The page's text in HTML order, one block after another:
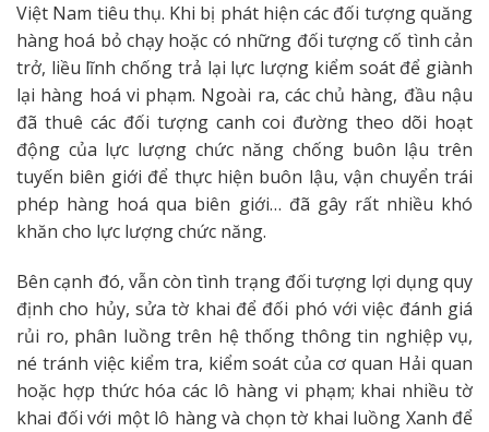
Việt Nam tiêu thụ. Khi bị phát hiện các đối tượng quăng
hàng hoá bỏ chạy hoặc có những đối tượng cố tình cản
trở, liều lĩnh chống trả lại lực lượng kiểm soát để giành
lại hàng hoá vi phạm. Ngoài ra, các chủ hàng, đầu nậu
đã thuê các đối tượng canh coi đường theo dõi hoạt
động của lực lượng chức năng chống buôn lậu trên
tuyến biên giới để thực hiện buôn lậu, vận chuyển trái
phép hàng hoá qua biên giới… đã gây rất nhiều khó
khăn cho lực lượng chức năng.
Bên cạnh đó, vẫn còn tình trạng đối tượng lợi dụng quy
định cho hủy, sửa tờ khai để đối phó với việc đánh giá
rủi ro, phân luồng trên hệ thống thông tin nghiệp vụ,
né tránh việc kiểm tra, kiểm soát của cơ quan Hải quan
hoặc hợp thức hóa các lô hàng vi phạm; khai nhiều tờ
khai đối với một lô hàng và chọn tờ khai luồng Xanh để